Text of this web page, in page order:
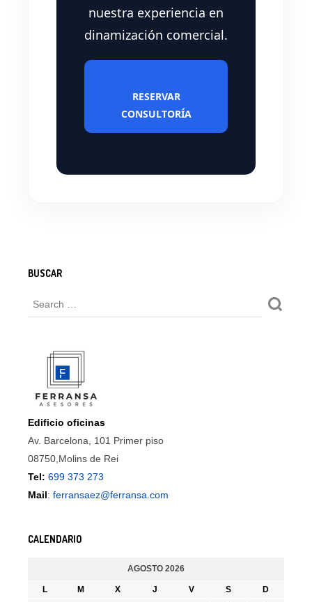
nuestra experiencia en
dinamización comercial.
RESERVAR
CONSULTORÍA
BUSCAR
Edificio oficinas
Av. Barcelona, 101 Primer piso
08750,Molins de Rei
Tel: 699 373 273
Mail: ferransaez@ferransa.com
CALENDARIO
AGOSTO 2026
L M X J V S
D